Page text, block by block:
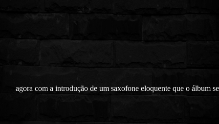
agora com a introdução de um saxofone eloquente que o álbum se